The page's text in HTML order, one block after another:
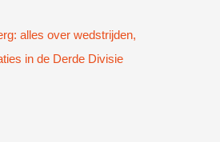
alles over wedstrijden,
in de Derde Divisie